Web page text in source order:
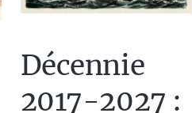
Décennie
2017-2027 :